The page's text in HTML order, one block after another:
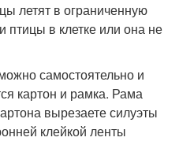
летят в ограниченную
птицы в клетке или она не
самостоятельно и
картон и рамка. Рама
вырезаете силуэты
клейкой ленты